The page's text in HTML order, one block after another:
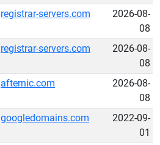
registrar-servers.com
2026-08-
08
registrar-servers.com
2026-08-
08
afternic.com
2026-08-
08
googledomains.com
2022-09-
01